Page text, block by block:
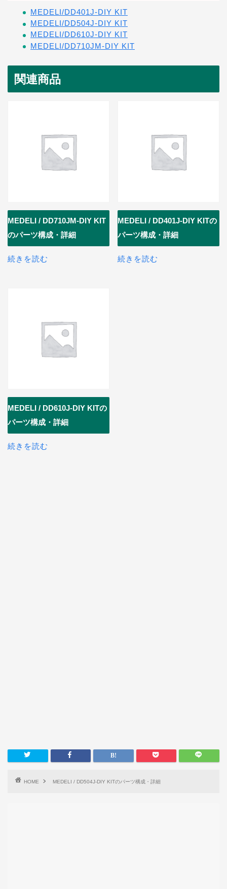
MEDELI/DD401J-DIY KIT
MEDELI/DD504J-DIY KIT
MEDELI/DD610J-DIY KIT
MEDELI/DD710JM-DIY KIT
関連商品
MEDELI / DD710JM-DIY KIT
のパーツ構成・詳細
続きを読む
MEDELI / DD401J-DIY KITの
パーツ構成・詳細
続きを読む
MEDELI / DD610J-DIY KITの
パーツ構成・詳細
続きを読む
HOME MEDELI / DD504J-DIY KITのパーツ構成・詳細